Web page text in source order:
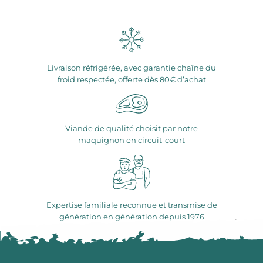
Livraison réfrigérée, avec garantie chaîne du
froid respectée, offerte dès 80€ d’achat
Viande de qualité choisit par notre
maquignon en circuit-court
Expertise familiale reconnue et transmise de
génération en génération depuis 1976